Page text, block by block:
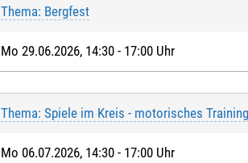
Thema: Bergfest
Mo 29.06.2026, 14:30 - 17:00 Uhr
Thema: Spiele im Kreis - motorisches Training
Mo 06.07.2026, 14:30 - 17:00 Uhr